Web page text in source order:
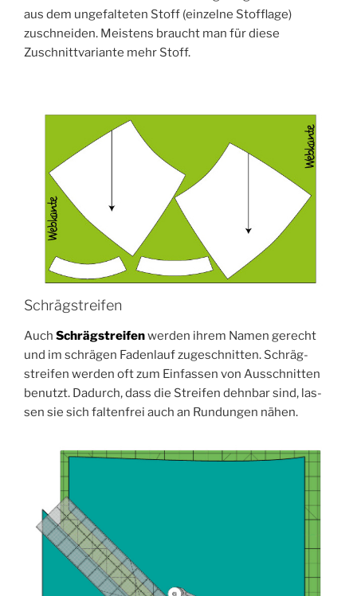
aus dem unge­fal­te­ten Stoff (ein­zel­ne Stoff­la­ge)
zuschnei­den. Meis­tens braucht man für die­se
Zuschnitt­va­ri­an­te mehr Stoff.
Schrägstreifen
Auch Schräg­strei­fenwer­den ihrem Namen gerecht
und im schrä­gen Faden­lauf zuge­schnit­ten. Schräg­
strei­fen wer­den oft zum Ein­fas­sen von Aus­schnit­ten
benutzt. Dadurch, dass die Strei­fen dehn­bar sind, las­
sen sie sich fal­ten­frei auch an Run­dun­gen nähen.